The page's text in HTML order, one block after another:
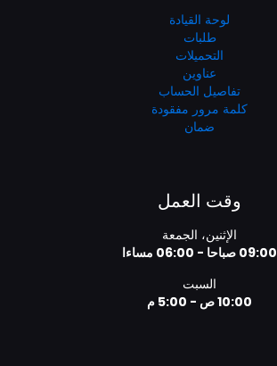
لوحة القيادة
طلبات
التحميلات
عناوين
تفاصيل الحساب
كلمة مرور مفقودة
ضمان
وقت العمل
الإثنين، الجمعة
09:00 صباحا - 06:00 مساءا
السبت
10:00 ص - 5:00 م